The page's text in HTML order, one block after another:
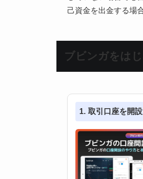
己資金を出金する場
ブビンガをは
取引口座を開設